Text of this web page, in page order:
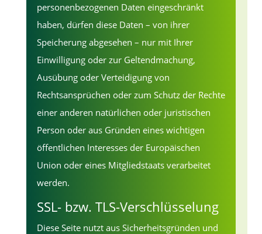
personenbezogenen Daten eingeschränkt
haben, dürfen diese Daten – von ihrer
Speicherung abgesehen – nur mit Ihrer
Einwilligung oder zur Geltendmachung,
Ausübung oder Verteidigung von
Rechtsansprüchen oder zum Schutz der Rechte
einer anderen natürlichen oder juristischen
Person oder aus Gründen eines wichtigen
öffentlichen Interesses der Europäischen
Union oder eines Mitgliedstaats verarbeitet
werden.
SSL- bzw. TLS-Verschlüsselung
Diese Seite nutzt aus Sicherheitsgründen und